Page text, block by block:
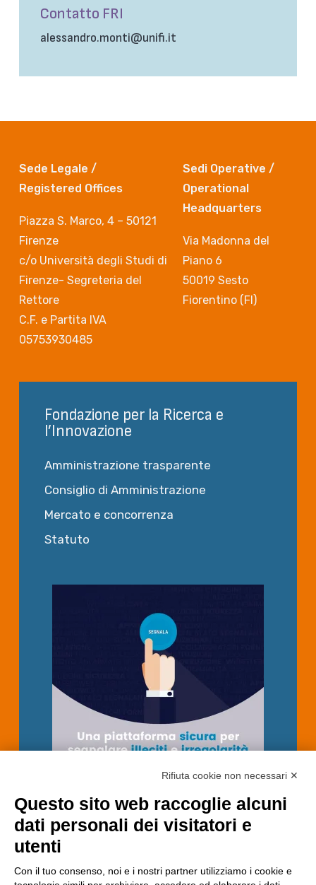
Contatto FRI
alessandro.monti@unifi.it
Sede Legale /
Registered Offices
Piazza S. Marco, 4 – 50121
Firenze
c/o Università degli Studi di
Firenze- Segreteria del
Rettore
C.F. e Partita IVA
05753930485
Sedi Operative /
Operational
Headquarters
Via Madonna del
Piano 6
50019 Sesto
Fiorentino (FI)
Fondazione per la Ricerca e
l’Innovazione
Amministrazione trasparente
Consiglio di Amministrazione
Mercato e concorrenza
Statuto
Rifiuta cookie non necessari ✕
Questo sito web raccoglie alcuni
dati personali dei visitatori e
utenti
Con il tuo consenso, noi e i nostri partner utilizziamo i cookie e